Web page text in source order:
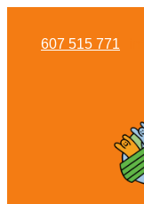
607 515 771